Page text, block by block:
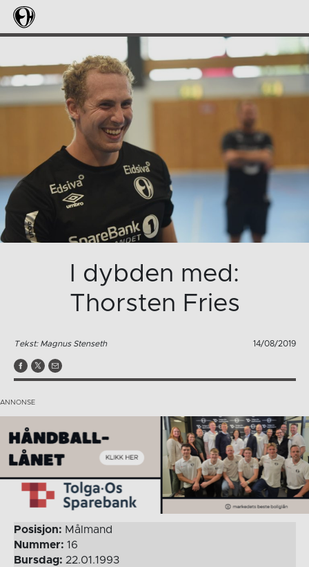
I dybden med:
Thorsten Fries
Tekst: Magnus Stenseth 14/08/2019
Posisjon: Målmand
Nummer: 16
Bursdag: 22.01.1993